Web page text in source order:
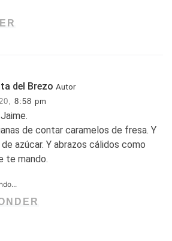
del Brezo Autor
8:58 pm
de contar caramelos de fresa. Y
azúcar. Y abrazos cálidos como
te mando.